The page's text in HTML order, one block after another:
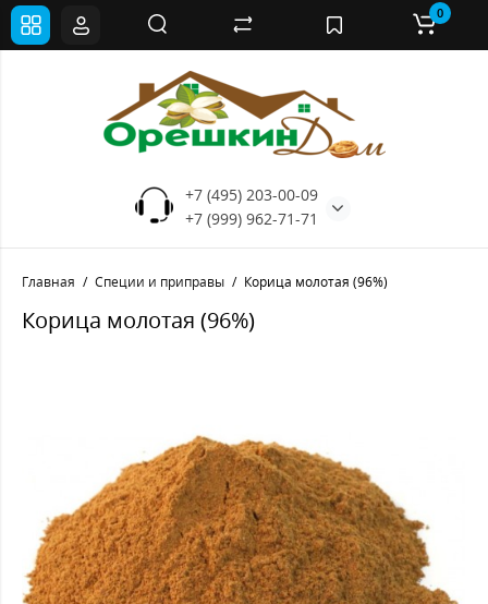
+7 (495) 203-00-09
+7 (999) 962-71-71
0
Главная Специи и приправы Корица молотая (96%)
Корица молотая (96%)